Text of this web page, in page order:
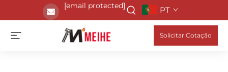
[email protected] PT
Solicitar Cotação